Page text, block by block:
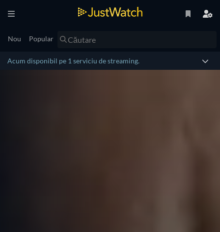
Nou Popular
Acum disponibil pe 1 serviciu de streaming.